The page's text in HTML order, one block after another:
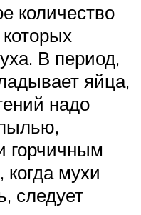
количество
В период,
яйца,
надо
горчичным
мухи
следует